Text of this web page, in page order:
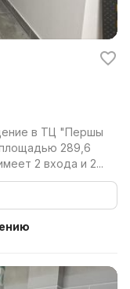
в ТЦ "Першы
289,6
2 входа и 2...